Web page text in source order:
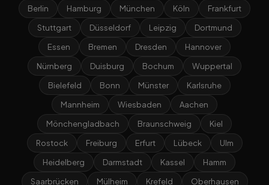
Berlin Hamburg München Köln
Frankfurt
Stuttgart
Düsseldorf Leipzig
Dortmund
Essen
Bremen Dresden
Hannover
Nürnberg
Duisburg Bochum
Wuppertal
Bielefeld
Bonn Münster
Karlsruhe
Mannheim
Wiesbaden
Aachen
Mönchengladbach
Braunschweig
Kiel
Rostock
Freiburg Erfurt Lübeck
Ulm
Heidelberg
Darmstadt Kassel
Hamm
Saarbrücken
Mülheim Krefeld Oberhausen